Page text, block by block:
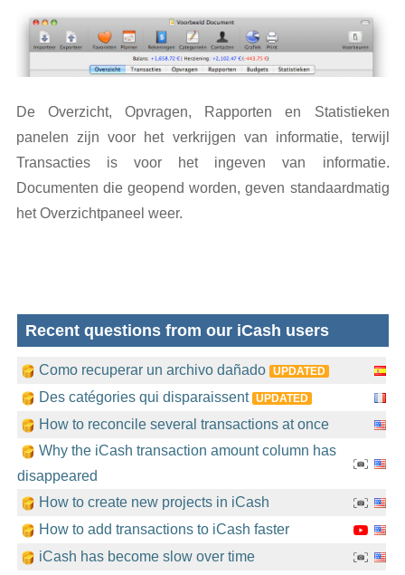
De Overzicht, Opvragen, Rapporten en Statistieken
panelen zijn voor het verkrijgen van informatie, terwijl
Transacties is voor het ingeven van informatie.
Documenten die geopend worden, geven standaardmatig
het Overzichtpaneel weer.
Recent questions from our iCash users
Como recuperar un archivo dañado UPDATED
Des catégories qui disparaissent UPDATED
How to reconcile several transactions at once
Why the iCash transaction amount column has
disappeared
How to create new projects in iCash
How to add transactions to iCash faster
iCash has become slow over time